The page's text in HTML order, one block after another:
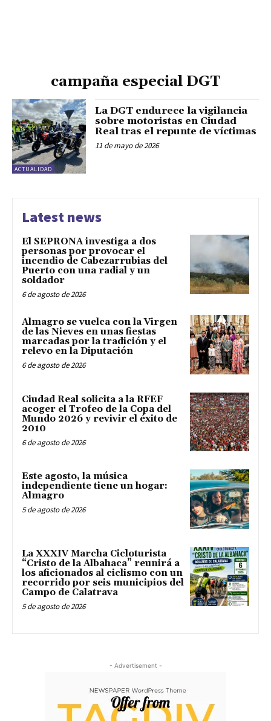
campaña especial DGT
ACTUALIDAD
La DGT endurece la vigilancia
sobre motoristas en Ciudad
Real tras el repunte de víctimas
11 de mayo de 2026
Latest news
El SEPRONA investiga a dos
personas por provocar el
incendio de Cabezarrubias del
Puerto con una radial y un
soldador
6 de agosto de 2026
Almagro se vuelca con la Virgen
de las Nieves en unas fiestas
marcadas por la tradición y el
relevo en la Diputación
6 de agosto de 2026
Ciudad Real solicita a la RFEF
acoger el Trofeo de la Copa del
Mundo 2026 y revivir el éxito de
2010
6 de agosto de 2026
Este agosto, la música
independiente tiene un hogar:
Almagro
5 de agosto de 2026
La XXXIV Marcha Cicloturista
“Cristo de la Albahaca” reunirá a
los aficionados al ciclismo con un
recorrido por seis municipios del
Campo de Calatrava
5 de agosto de 2026
- Advertisement -